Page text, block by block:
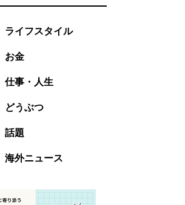
ライフスタイル
お金
仕事・人生
どうぶつ
話題
海外ニュース